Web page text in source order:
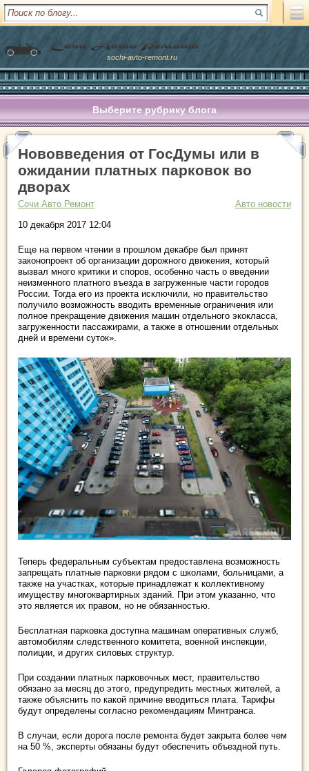
sochi-avto-remont.ru
Выберите рубрику блога
Нововведения от ГосДумы или в
ожидании платных парковок во
дворах
Сочи Авто Ремонт
Авто новости
10 декабря 2017 12:04
Еще на первом чтении в прошлом декабре был принят
законопроект об организации дорожного движения, который
вызвал много критики и споров, особенно часть о введении
неизменного платного въезда в загруженные части городов
России. Тогда его из проекта исключили, но правительство
получило возможность вводить временные ограничения или
полное прекращение движения машин отдельного экокласса,
загруженности пассажирами, а также в отношении отдельных
дней и времени суток».
Теперь федеральным субъектам предоставлена возможность
запрещать платные парковки рядом с школами, больницами, а
также на участках, которые принадлежат к коллективному
имуществу многоквартирных зданий. При этом указанно, что
это является их правом, но не обязанностью.
Бесплатная парковка доступна машинам оперативных служб,
автомобилям следственного комитета, военной инспекции,
полиции, и других силовых структур.
При создании платных парковочных мест, правительство
обязано за месяц до этого, предупредить местных жителей, а
также объяснить по какой причине вводиться плата. Тарифы
будут определены согласно рекомендациям Минтранса.
В случаи, если дорога после ремонта будет закрыта более чем
на 50 %, эксперты обязаны будут обеспечить объездной путь.